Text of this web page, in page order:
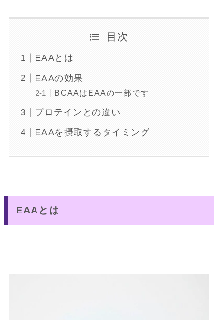
目次
EAAとは
EAAの効果
BCAAはEAAの一部です
プロテインとの違い
EAAを摂取するタイミング
EAAとは